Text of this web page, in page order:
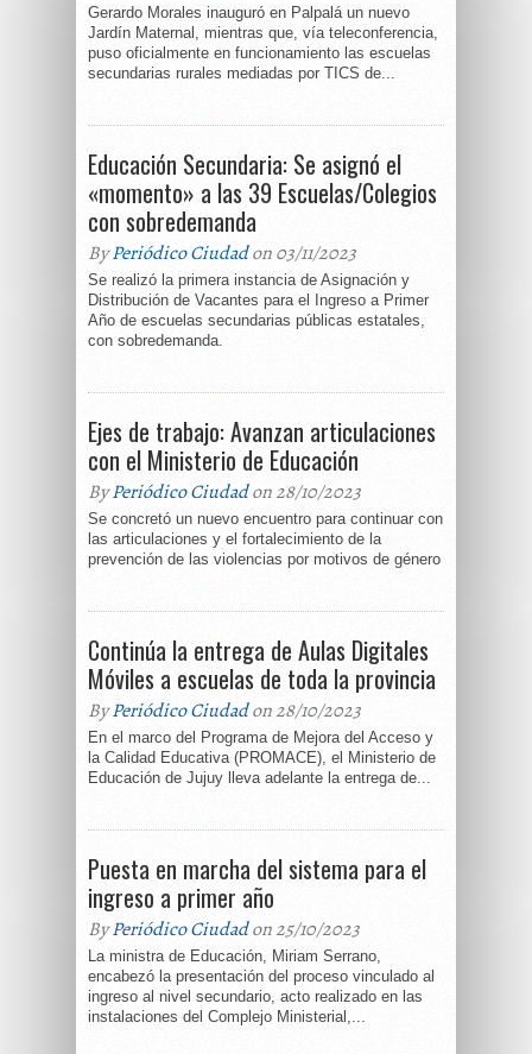
Gerardo Morales inauguró en Palpalá un nuevo
Jardín Maternal, mientras que, vía teleconferencia,
puso oficialmente en funcionamiento las escuelas
secundarias rurales mediadas por TICS de...
Educación Secundaria: Se asignó el
«momento» a las 39 Escuelas/Colegios
con sobredemanda
ByPeriódico Ciudadon 03/11/2023
Se realizó la primera instancia de Asignación y
Distribución de Vacantes para el Ingreso a Primer
Año de escuelas secundarias públicas estatales,
con sobredemanda.
Ejes de trabajo: Avanzan articulaciones
con el Ministerio de Educación
ByPeriódico Ciudadon 28/10/2023
Se concretó un nuevo encuentro para continuar con
las articulaciones y el fortalecimiento de la
prevención de las violencias por motivos de género
Continúa la entrega de Aulas Digitales
Móviles a escuelas de toda la provincia
ByPeriódico Ciudadon 28/10/2023
En el marco del Programa de Mejora del Acceso y
la Calidad Educativa (PROMACE), el Ministerio de
Educación de Jujuy lleva adelante la entrega de...
Puesta en marcha del sistema para el
ingreso a primer año
ByPeriódico Ciudadon 25/10/2023
La ministra de Educación, Miriam Serrano,
encabezó la presentación del proceso vinculado al
ingreso al nivel secundario, acto realizado en las
instalaciones del Complejo Ministerial,...